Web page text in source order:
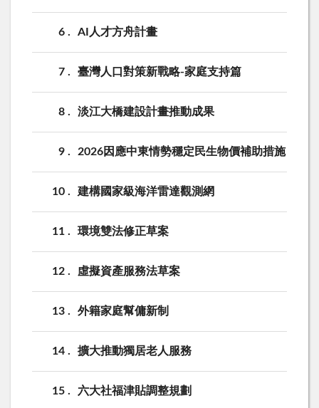
6 AI人才方舟計畫
7 臺灣人口對策新戰略-家庭支持篇
8 淡江大橋建設計畫推動成果
9 2026因應中東情勢穩定民生物價補助措施
10 建構國家級海洋雷達觀測網
11 環境雙法修正草案
12 虛擬資產服務法草案
13 外籍家庭幫傭新制
14 擴大推動獨居老人服務
15 六大社福津貼調整規劃